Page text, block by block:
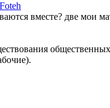
Foteh
вместе? две мои